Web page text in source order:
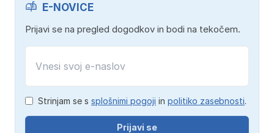
E-NOVICE
Prijavi se na pregled dogodkov in bodi na tekočem.
Strinjam se s splošnimi pogoji in politiko zasebnosti.
Prijavi se